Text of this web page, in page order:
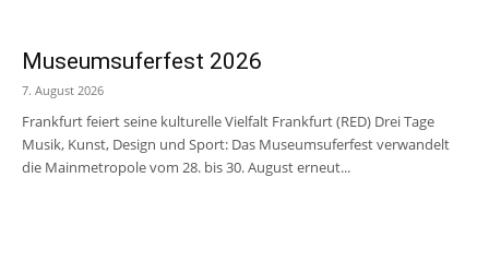
Museumsuferfest 2026
7. August 2026
Frankfurt feiert seine kulturelle Vielfalt Frankfurt (RED) Drei Tage
Musik, Kunst, Design und Sport: Das Museumsuferfest verwandelt
die Mainmetropole vom 28. bis 30. August erneut...